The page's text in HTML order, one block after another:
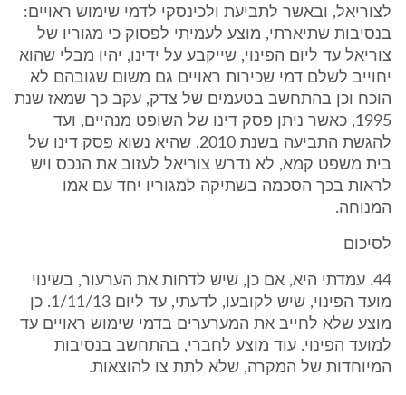
לצוריאל, ובאשר לתביעת ולכינסקי לדמי שימוש ראויים:
בנסיבות שתיארתי, מוצע לעמיתי לפסוק כי מגוריו של
צוריאל עד ליום הפינוי, שייקבע על ידינו, יהיו מבלי שהוא
יחוייב לשלם דמי שכירות ראויים גם משום שגובהם לא
הוכח וכן בהתחשב בטעמים של צדק, עקב כך שמאז שנת
1995, כאשר ניתן פסק דינו של השופט מנהיים, ועד
להגשת התביעה בשנת 2010, שהיא נשוא פסק דינו של
בית משפט קמא, לא נדרש צוריאל לעזוב את הנכס ויש
לראות בכך הסכמה בשתיקה למגוריו יחד עם אמו
המנוחה.
לסיכום
44. עמדתי היא, אם כן, שיש לדחות את הערעור, בשינוי
מועד הפינוי, שיש לקובעו, לדעתי, עד ליום 1/11/13. כן
מוצע שלא לחייב את המערערים בדמי שימוש ראויים עד
למועד הפינוי. עוד מוצע לחברי, בהתחשב בנסיבות
המיוחדות של המקרה, שלא לתת צו להוצאות.